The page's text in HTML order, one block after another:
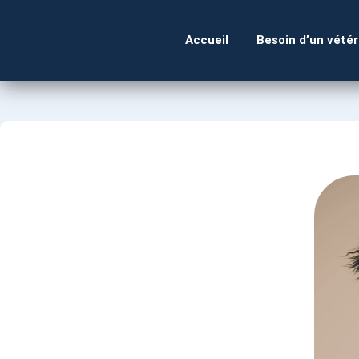
Accueil Besoin d’un